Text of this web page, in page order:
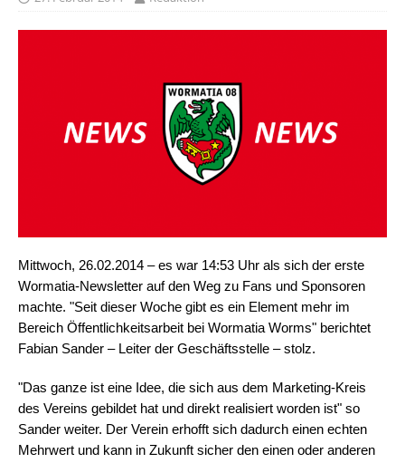
Mittwoch, 26.02.2014 – es war 14:53 Uhr als sich der erste
Wormatia-Newsletter auf den Weg zu Fans und Sponsoren
machte. "Seit dieser Woche gibt es ein Element mehr im
Bereich Öffentlichkeitsarbeit bei Wormatia Worms" berichtet
Fabian Sander – Leiter der Geschäftsstelle – stolz.
"Das ganze ist eine Idee, die sich aus dem Marketing-Kreis
des Vereins gebildet hat und direkt realisiert worden ist" so
Sander weiter. Der Verein erhofft sich dadurch einen echten
Mehrwert und kann in Zukunft sicher den einen oder anderen